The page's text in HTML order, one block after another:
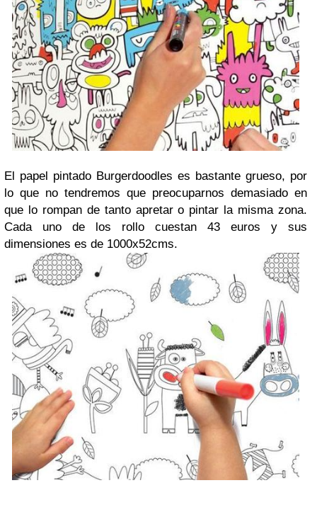
El papel pintado Burgerdoodles es bastante grueso, por
lo que no tendremos que preocuparnos demasiado en
que lo rompan de tanto apretar o pintar la misma zona.
Cada uno de los rollo cuestan 43 euros y sus
dimensiones es de 1000x52cms.